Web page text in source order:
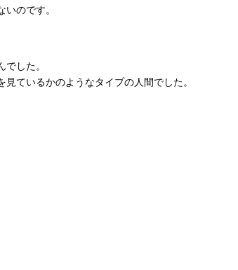
のです。
した。
ているかのようなタイプの人間でした。